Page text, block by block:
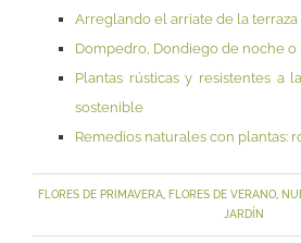
Arreglando el arriate de la terraza
Dompedro, Dondiego de noche o
Plantas rústicas y resistentes a
sostenible
Remedios naturales con plantas:
FLORES DE PRIMAVERA FLORES DE VERANO
JARDÍN